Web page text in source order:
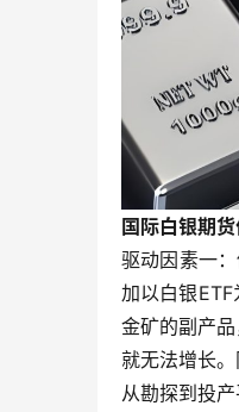
国际白银期
驱动因素一
加以白银ETF
金矿的副产
就无法增长
从勘探到投